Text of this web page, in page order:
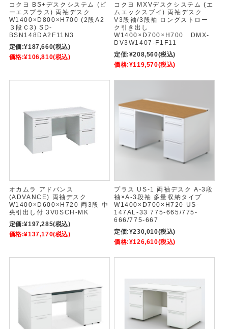
コクヨ BS+デスクシステム (ビ
ーエスプラス) 両袖デスク
W1400×D800×H700 (2段A2
３段Ｃ3) SD-
BSN148DA2F11N3
定価:¥187,660(税込)
価格:¥106,810(税込)
コクヨ MXVデスクシステム (エ
ムエックスブイ) 両袖デスク
V3段袖/3段袖 ロングストロー
ク引き出し
W1400×D700×H700 DMX-
DV3W1407-F1F11
定価:¥208,560(税込)
価格:¥119,570(税込)
オカムラ アドバンス
(ADVANCE) 両袖デスク
W1400×D600×H720 両3段 中
央引出し付 3V0SCH-MK
定価:¥197,285(税込)
価格:¥137,170(税込)
プラス US-1 両袖デスク A-3段
袖×A-3段袖 多量収納タイプ
W1400×D700×H720 US-
147AL-33 775-665/775-
666/775-667
定価:¥230,010(税込)
価格:¥126,610(税込)